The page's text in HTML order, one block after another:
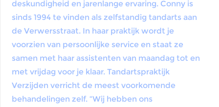
deskundigheid en jarenlange ervaring. Conny is
sinds 1994 te vinden als zelfstandig tandarts aan
de Verwersstraat. In haar praktijk wordt je
voorzien van persoonlijke service en staat ze
samen met haar assistenten van maandag tot en
met vrijdag voor je klaar. Tandartspraktijk
Verzijden verricht de meest voorkomende
behandelingen zelf. “Wij hebben ons